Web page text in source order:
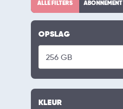
ALLE FILTERS ABONNEMENT
OPSLAG
KLEUR